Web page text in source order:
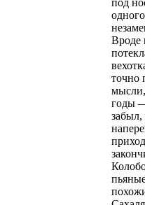
под
Вроде
точно
годы
забыл,